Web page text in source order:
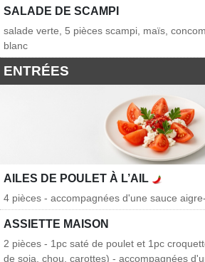
SALADE DE SCAMPI
salade verte, 5 pièces scampi, maïs,
blanc
ENTRÉES
AILES DE POULET À L’AIL
4 pièces - accompagnées d'une sauce
ASSIETTE MAISON
2 pièces - 1pc saté de poulet et 1pc
de soja, chou, carottes) - accompagnées